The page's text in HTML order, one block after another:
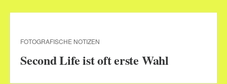
FOTOGRAFISCHE NOTIZEN
Second Life ist oft erste Wahl